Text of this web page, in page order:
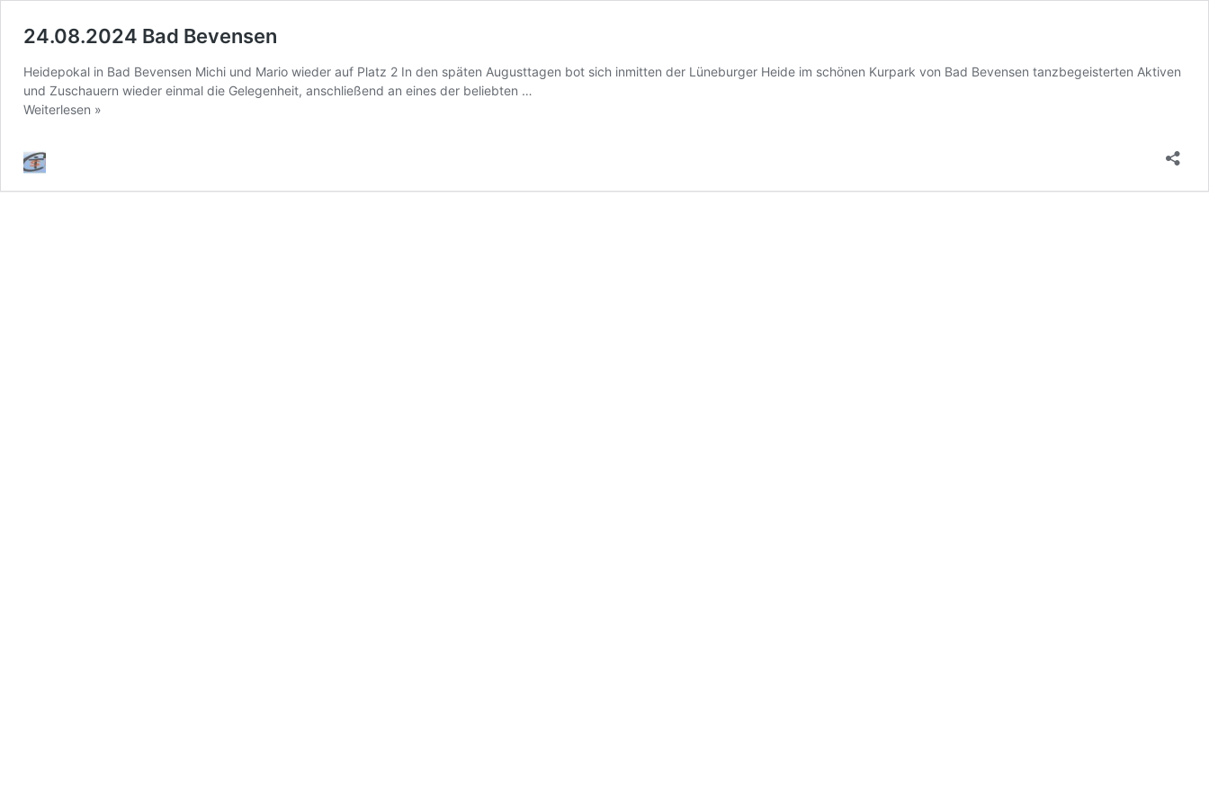
24.08.2024 Bad Bevensen
Heidepokal in Bad Bevensen Michi und Mario wieder auf Platz 2 In den späten Augusttagen bot sich inmitten der Lüneburger Heide im schönen Kurpark von Bad Bevensen tanzbegeisterten Aktiven
und Zuschauern wieder einmal die Gelegenheit, anschließend an eines der beliebten …
24.08.2024
Weiterlesen »